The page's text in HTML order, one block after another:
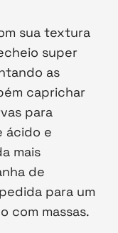
sua textura
super
as
caprichar
para
ácido e
mais
de
para um
com massas.